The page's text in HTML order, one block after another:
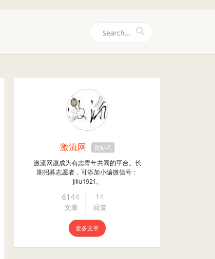
激流网 贡献者
激流网愿成为有志青年共同的平台。长
期招募志愿者，可添加小编微信号：
jiliu1921。
6144
文章
14
回复
更多文章